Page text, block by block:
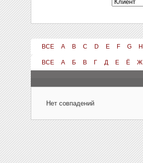
ВСЕ A B C D E F G H
ВСЕ А Б В Г Д Е Ё Ж
Нет совпадений